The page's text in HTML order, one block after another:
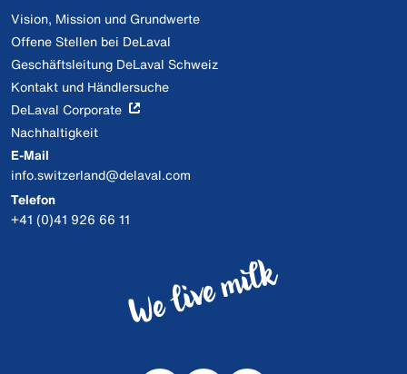
Vision, Mission und Grundwerte
Offene Stellen bei DeLaval
Geschäftsleitung DeLaval Schweiz
Kontakt und Händlersuche
DeLaval Corporate
Nachhaltigkeit
E-Mail
info.switzerland@delaval.com
Telefon
+41 (0)41 926 66 11